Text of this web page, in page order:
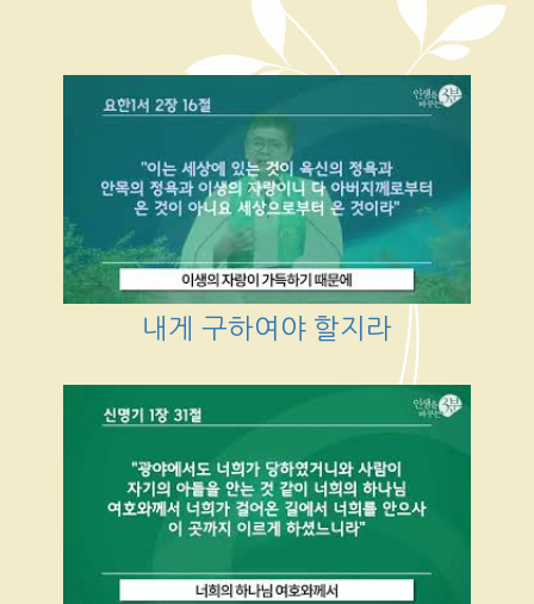
내게 구하여야 할지라